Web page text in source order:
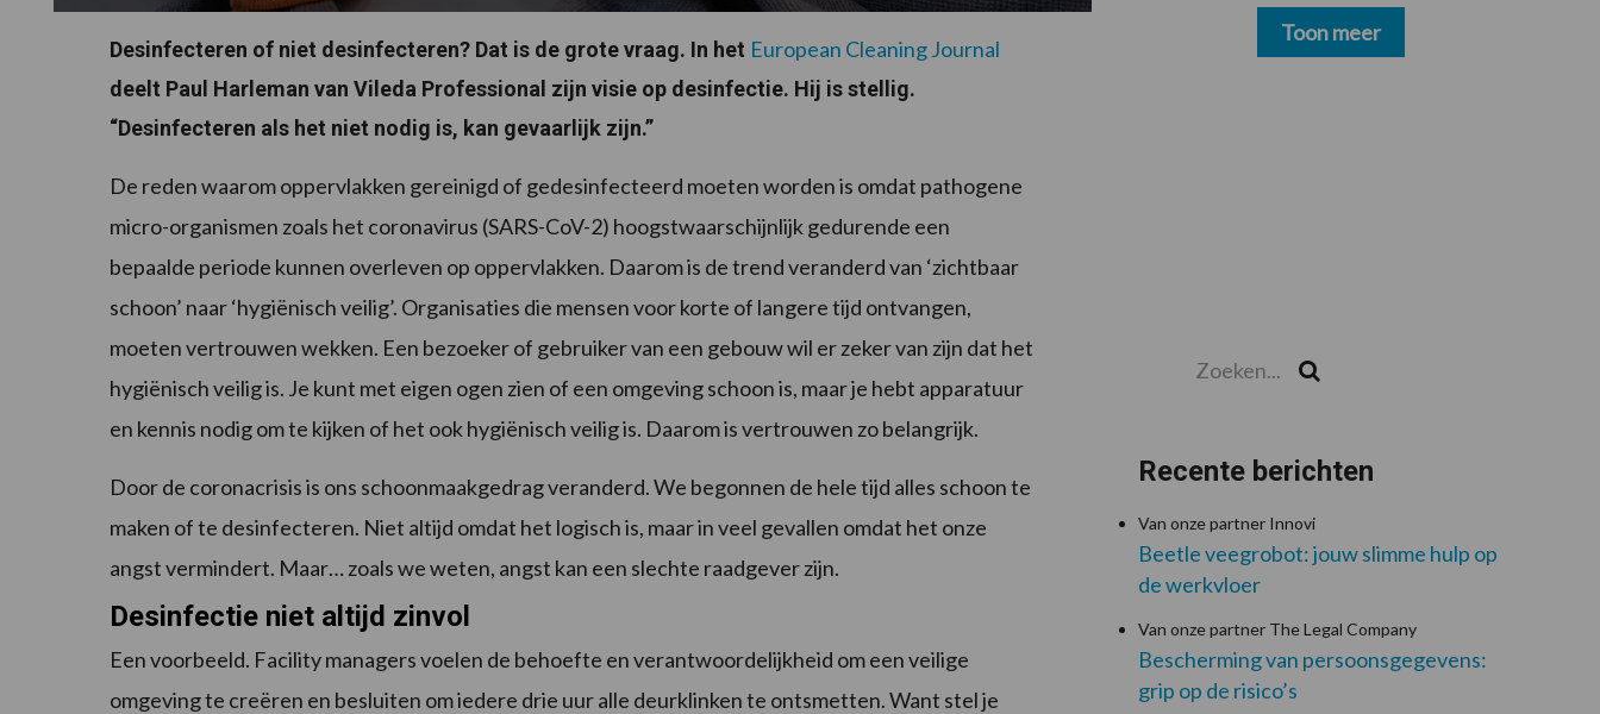
Desinfecteren of niet desinfecteren? Dat is de grote vraag. In het European Cleaning Journal
deelt Paul Harleman van Vileda Professional zijn visie op desinfectie. Hij is stellig.
“Desinfecteren als het niet nodig is, kan gevaarlijk zijn.”
De reden waarom oppervlakken gereinigd of gedesinfecteerd moeten worden is omdat pathogene
micro-organismen zoals het coronavirus (SARS-CoV-2) hoogstwaarschijnlijk gedurende een
bepaalde periode kunnen overleven op oppervlakken. Daarom is de trend veranderd van ‘zichtbaar
schoon’ naar ‘hygiënisch veilig’. Organisaties die mensen voor korte of langere tijd ontvangen,
moeten vertrouwen wekken. Een bezoeker of gebruiker van een gebouw wil er zeker van zijn dat het
hygiënisch veilig is. Je kunt met eigen ogen zien of een omgeving schoon is, maar je hebt apparatuur
en kennis nodig om te kijken of het ook hygiënisch veilig is. Daarom is vertrouwen zo belangrijk.
Door de coronacrisis is ons schoonmaakgedrag veranderd. We begonnen de hele tijd alles schoon te
maken of te desinfecteren. Niet altijd omdat het logisch is, maar in veel gevallen omdat het onze
angst vermindert. Maar… zoals we weten, angst kan een slechte raadgever zijn.
Desinfectie niet altijd zinvol
Een voorbeeld. Facility managers voelen de behoefte en verantwoordelijkheid om een veilige
omgeving te creëren en besluiten om iedere drie uur alle deurklinken te ontsmetten. Want stel je
betalen
Toon meer
Recente berichten
Van onze partner Innovi
Beetle veegrobot: jouw slimme hulp op
de werkvloer
Van onze partner The Legal Company
Bescherming van persoonsgegevens:
grip op de risico’s